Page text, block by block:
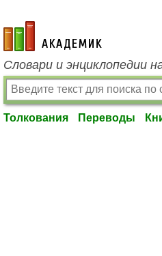
academic.ru
Словари и энциклопедии
Толкования Переводы